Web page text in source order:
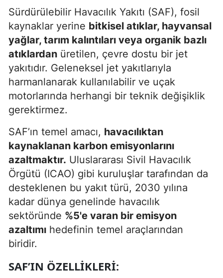
Sürdürülebilir Havacılık Yakıtı (SAF), fosil
kaynaklar yerine bitkisel atıklar, hayvansal
yağlar, tarım kalıntıları veya organik bazlı
atıklardan üretilen, çevre dostu bir jet
yakıtıdır. Geleneksel jet yakıtlarıyla
harmanlanarak kullanılabilir ve uçak
motorlarında herhangi bir teknik değişiklik
gerektirmez.
SAF’ın temel amacı, havacılıktan
kaynaklanan karbon emisyonlarını
azaltmaktır. Uluslararası Sivil Havacılık
Örgütü (ICAO) gibi kuruluşlar tarafından da
desteklenen bu yakıt türü, 2030 yılına
kadar dünya genelinde havacılık
sektöründe %5'e varan bir emisyon
azaltımı hedefinin temel araçlarından
biridir.
SAF’IN ÖZELLIKLERI: